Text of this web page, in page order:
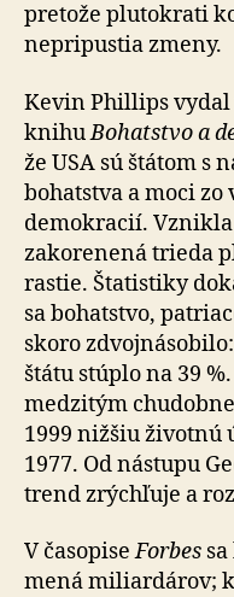
pretože plutokrati
nepripustia zmeny.
Kevin Phillips vydal
knihuBohatstvo a
že USA sú štátom s
bohatstva a moci
demokracií.
zakorenená trieda
rastie. Štatistiky
sa bohatstvo,
skoro
štátu stúplo na 39
medzitým
1999 nižšiu životnú
1977. Od nástupu
trend zrýchľuje a
V časopiseForbes
mená miliardárov;